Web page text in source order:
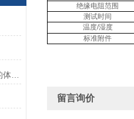
10KV变频串联谐振试验装置得到的体现和发挥
绝缘电阻范围
测试时间
温度/湿度
标准附件
留言询价